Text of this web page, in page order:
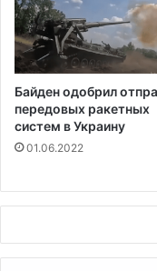
м
м
а
е
р
ф
е
а
Байден одобрил
передовых ракетных
систем в Украину
01.06.2022